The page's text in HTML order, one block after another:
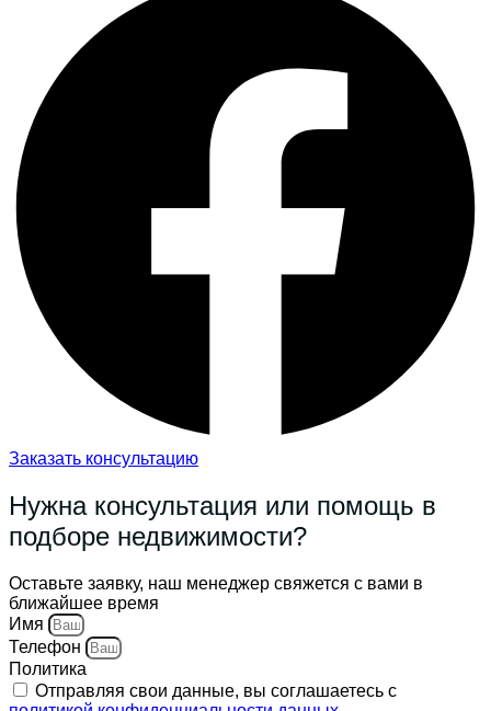
Заказать консультацию
Нужна консультация или помощь в
подборе недвижимости?
Оставьте заявку, наш менеджер свяжется с вами в
ближайшее время
Имя
Телефон
Политика
Отправляя свои данные, вы соглашаетесь с